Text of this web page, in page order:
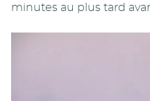
minutes au plus tard